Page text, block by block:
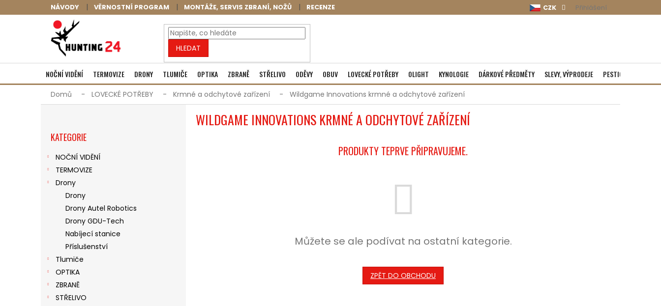
na
NÁVODY VĚRNOSTNÍ PROGRAM MONTÁŽE, SERVIS ZBRANÍ, NOŽŮ RECENZE CZK Přihlášení
HLEDAT
NÁKUPNÍ
KOŠÍK
Prázdný košík
NOČNÍ VIDĚNÍ TERMOVIZE DRONY TLUMIČE OPTIKA ZBRANĚ STŘELIVO ODĚVY OBUV LOVECKÉ POTŘEBY OLIGHT KYNOLOGIE DÁRKOVÉ PŘEDMĚTY SLEVY, VÝPRODEJE PESTICIDY
Domů LOVECKÉ POTŘEBY Krmné a odchytové zařízení Wildgame Innovations krmné a odchytové zařízení
P
kategorie
KATEGORIE
NOČNÍ VIDĚNÍ
TERMOVIZE
Drony
Drony
Drony Autel Robotics
Drony GDU-Tech
Nabíjecí stanice
Příslušenství
Tlumiče
OPTIKA
ZBRANĚ
STŘELIVO
WILDGAME INNOVATIONS KRMNÉ A ODCHYTOVÉ ZAŘÍZENÍ
PRODUKTY TEPRVE PŘIPRAVUJEME.
Můžete se ale podívat na ostatní kategorie.
ZPĚT DO OBCHODU